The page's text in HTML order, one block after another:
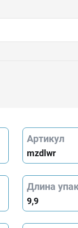
Артикул
mzdlwr
Длина
9,9